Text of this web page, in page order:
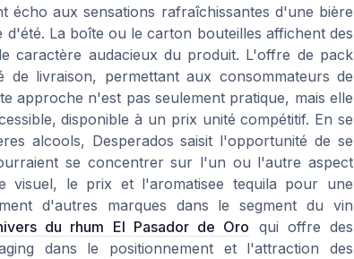
aux sensations rafraîchissantes d'une bière
La boîte ou le carton bouteilles affichent des
caractère audacieux du produit. L'offre de pack
livraison, permettant aux consommateurs de
approche n'est pas seulement pratique, mais elle
disponible à un prix unité compétitif. En se
alcools, Desperados saisit l'opportunité de se
se concentrer sur l'un ou l'autre aspect
visuel, le prix et l'aromatisee tequila pour une
d'autres marques dans le segment du vin
du rhum El Pasador de Oro qui offre des
dans le positionnement et l'attraction des